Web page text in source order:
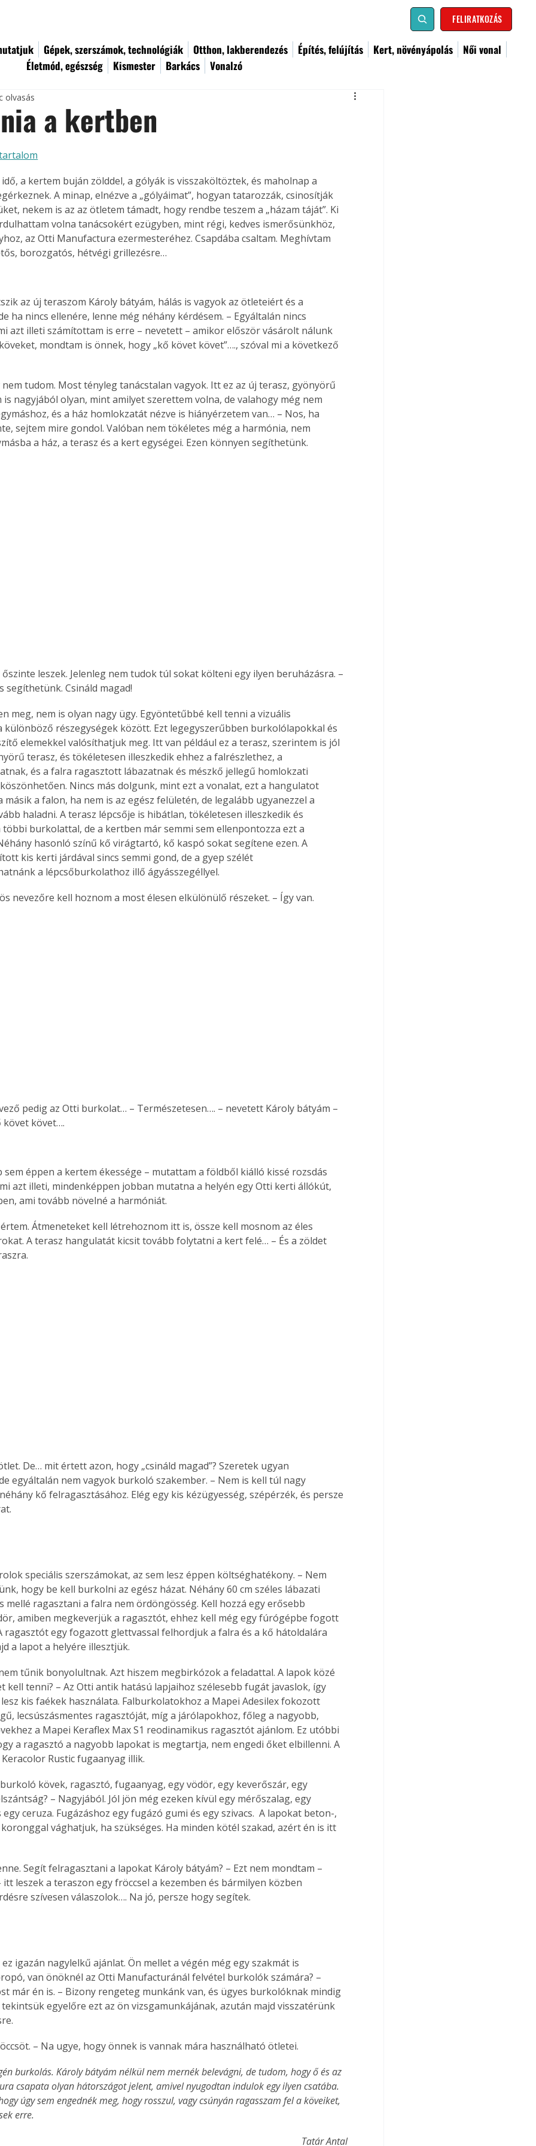
FELIRATKOZÁS
Gépek, szerszámok, technológiák Otthon, lakberendezés Építés, felújítás Kert, növényápolás
Női vonal
Életmód, egészség
Kismester Barkács Vonalzó
Old
új,
Együtt jobban megéri!
könyvek tetszőleges
párosítással kedvezményes
áron, 0 Ft postaköltséggel
a kertben
olvasás
a kertem buján zölddel, a gólyák is visszaköltöztek, és maholnap a
A minap, elnézve a „gólyáimat”, hogyan tatarozzák, csinosítják
nekem is az az ötletem támadt, hogy rendbe teszem a „házam táját”. Ki
volna tanácsokért ezügyben, mint régi, kedves ismerősünkhöz,
az Otti Manufactura ezermesteréhez. Csapdába csaltam. Meghívtam
borozgatós, hétvégi grillezésre…
az új teraszom Károly bátyám, hálás is vagyok az ötleteiért és a
ha nincs ellenére, lenne még néhány kérdésem. – Egyáltalán nincs
azt illeti számítottam is erre – nevetett – amikor először vásárolt nálunk
mondtam is önnek, hogy „kő követ követ”…., szóval mi a következő
nem tudom. Most tényleg tanácstalan vagyok. Itt ez az új terasz, gyönyörű
is nagyjából olyan, mint amilyet szerettem volna, de valahogy még nem
és a ház homlokzatát nézve is hiányérzetem van… – Nos, ha
sejtem mire gondol. Valóban nem tökéletes még a harmónia, nem
a ház, a terasz és a kert egységei. Ezen könnyen segíthetünk.
leszek. Jelenleg nem tudok túl sokat költeni egy ilyen beruházásra. –
segíthetünk. Csináld magad!
meg, nem is olyan nagy ügy. Egyöntetűbbé kell tenni a vizuális
különböző részegységek között. Ezt legegyszerűbben burkolólapokkal és
elemekkel valósíthatjuk meg. Itt van például ez a terasz, szerintem is jól
terasz, és tökéletesen illeszkedik ehhez a falrészlethez, a
és a falra ragasztott lábazatnak és mészkő jellegű homlokzati
Nincs más dolgunk, mint ezt a vonalat, ezt a hangulatot
másik a falon, ha nem is az egész felületén, de legalább ugyanezzel a
haladni. A terasz lépcsője is hibátlan, tökéletesen illeszkedik és
többi burkolattal, de a kertben már semmi sem ellenpontozza ezt a
hasonló színű kő virágtartó, kő kaspó sokat segítene ezen. A
kis kerti járdával sincs semmi gond, de a gyep szélét
a lépcsőburkolathoz illő ágyásszegéllyel.
nevezőre kell hoznom a most élesen elkülönülő részeket. – Így van.
pedig az Otti burkolat… – Természetesen…. – nevetett Károly bátyám –
követ követ….
sem éppen a kertem ékessége – mutattam a földből kiálló kissé rozsdás
azt illeti, mindenképpen jobban mutatna a helyén egy Otti kerti állókút,
ami tovább növelné a harmóniát.
Átmeneteket kell létrehoznom itt is, össze kell mosnom az éles
A terasz hangulatát kicsit tovább folytatni a kert felé… – És a zöldet
De… mit értett azon, hogy „csináld magad”? Szeretek ugyan
egyáltalán nem vagyok burkoló szakember. – Nem is kell túl nagy
kő felragasztásához. Elég egy kis kézügyesség, szépérzék, és persze
speciális szerszámokat, az sem lesz éppen költséghatékony. – Nem
hogy be kell burkolni az egész házat. Néhány 60 cm széles lábazati
mellé ragasztani a falra nem ördöngösség. Kell hozzá egy erősebb
amiben megkeverjük a ragasztót, ehhez kell még egy fúrógépbe fogott
ragasztót egy fogazott glettvassal felhordjuk a falra és a kő hátoldalára
a lapot a helyére illesztjük.
tűnik bonyolultnak. Azt hiszem megbirkózok a feladattal. A lapok közé
kell tenni? – Az Otti antik hatású lapjaihoz szélesebb fugát javaslok, így
kis faékek használata. Falburkolatokhoz a Mapei Adesilex fokozott
lecsúszásmentes ragasztóját, míg a járólapokhoz, főleg a nagyobb,
a Mapei Keraflex Max S1 reodinamikus ragasztót ajánlom. Ez utóbbi
a ragasztó a nagyobb lapokat is megtartja, nem engedi őket elbillenni. A
Rustic fugaanyag illik.
kövek, ragasztó, fugaanyag, egy vödör, egy keverőszár, egy
– Nagyjából. Jól jön még ezeken kívül egy mérőszalag, egy
ceruza. Fugázáshoz egy fugázó gumi és egy szivacs.  A lapokat beton-,
vághatjuk, ha szükséges. Ha minden kötél szakad, azért én is itt
Segít felragasztani a lapokat Károly bátyám? – Ezt nem mondtam –
leszek a teraszon egy fröccsel a kezemben és bármilyen közben
szívesen válaszolok…. Na jó, persze hogy segítek.
igazán nagylelkű ajánlat. Ön mellet a végén még egy szakmát is
van önöknél az Otti Manufacturánál felvétel burkolók számára? –
már én is. – Bizony rengeteg munkánk van, és ügyes burkolóknak mindig
egyelőre ezt az ön vizsgamunkájának, azután majd visszatérünk
– Na ugye, hogy önnek is vannak mára használható ötletei.
burkolás. Károly bátyám nélkül nem mernék belevágni, de tudom, hogy ő és az
csapata olyan hátországot jelent, amivel nyugodtan indulok egy ilyen csatába.
úgy sem engednék meg, hogy rosszul, vagy csúnyán ragasszam fel a köveiket,
erre.
Tatár Antal